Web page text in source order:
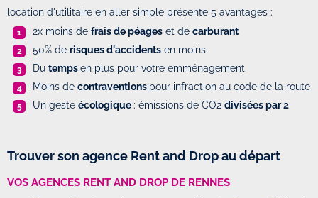
location d'utilitaire en aller simple présente 5 avantages :
2x moins de frais de péages et de carburant
50% de risques d'accidents en moins
Du tempsen plus pour votre emménagement
Moins de contraventions pour infraction au code de la route
Un geste écologique : émissions de CO2 divisées par 2
Trouver son agence Rent and Drop au départ
VOS AGENCES RENT AND DROP DE RENNES